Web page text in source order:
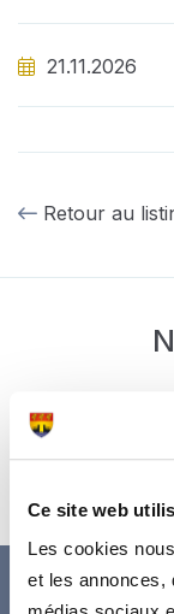
Ce site web
Les cookies
et les annonces,
21.11.2026
Retour au